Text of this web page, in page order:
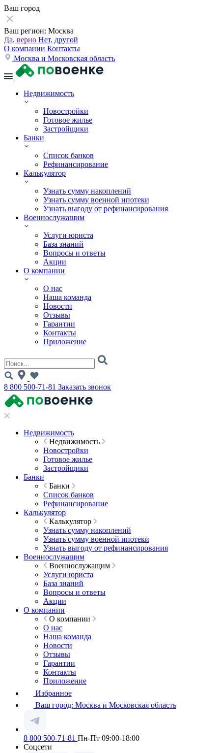
Ваш город
Ваш регион: Москва
Да, верно Нет, другой
О компании Контакты
Москва и Московская область
Недвижимость
Новостройки
Готовое жилье
Застройщики
Банки
Список банков
Рефинансирование
Калькулятор
Узнать сумму накоплений
Узнать сумму военной ипотеки
Узнать выгоду от рефинансирования
Военнослужащим
Услуги юриста
База знаний
Вопросы и ответы
Акции
О компании
О нас
Наша команда
Новости
Отзывы
Гарантии
Контакты
Приложение
8 800 500-71-81 Заказать звонок
Недвижимость
Недвижимость
Новостройки
Готовое жилье
Застройщики
Банки
Банки
Список банков
Рефинансирование
Калькулятор
Калькулятор
Узнать сумму накоплений
Узнать сумму военной ипотеки
Узнать выгоду от рефинансирования
Военнослужащим
Военнослужащим
Услуги юриста
База знаний
Вопросы и ответы
Акции
О компании
О компании
О нас
Наша команда
Новости
Отзывы
Гарантии
Контакты
Приложение
Избранное
Ваш город: Москва и Московская область
8 800 500-71-81 Пн-Пт 09:00-18:00
Соцсети